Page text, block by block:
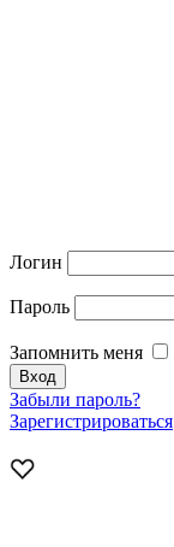
Логин
Пароль
Запомнить меня
Забыли пароль?
Зарегистрироваться